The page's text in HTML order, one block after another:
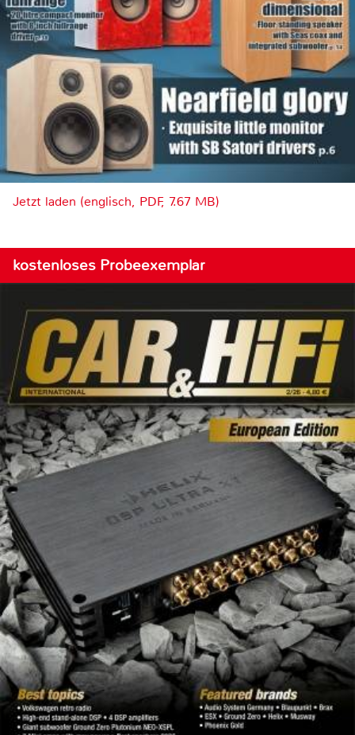
Jetzt laden (englisch, PDF, 7.67 MB)
kostenloses Probeexemplar